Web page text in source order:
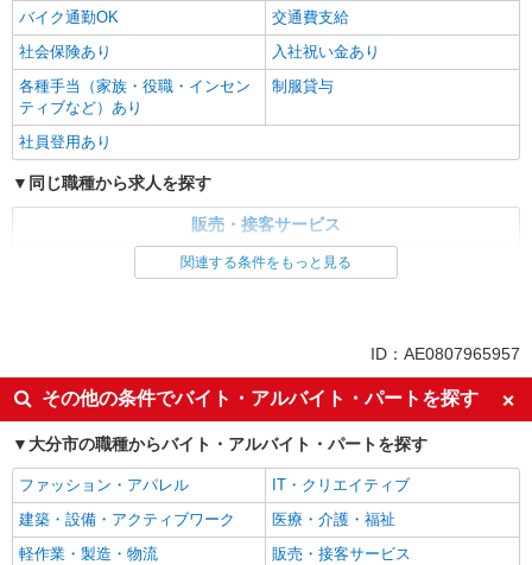
バイク通勤OK
交通費支給
社会保険あり
入社祝い金あり
各種手当（家族・役職・インセン
ティブなど）あり
制服貸与
社員登用あり
同じ職種から求人を探す
販売・接客サービス
英語が活かせる
ボーナス・賞与あり
日払い
車通勤OK
交通費支給
社会保険あり
社員登用あり
関連する条件をもっと見る
ID：AE0807965957
その他の条件でバイト・アルバイト・パートを探す
大分市の職種からバイト・アルバイト・パートを探す
ファッション・アパレル
IT・クリエイティブ
建築・設備・アクティブワーク
医療・介護・福祉
軽作業・製造・物流
販売・接客サービス